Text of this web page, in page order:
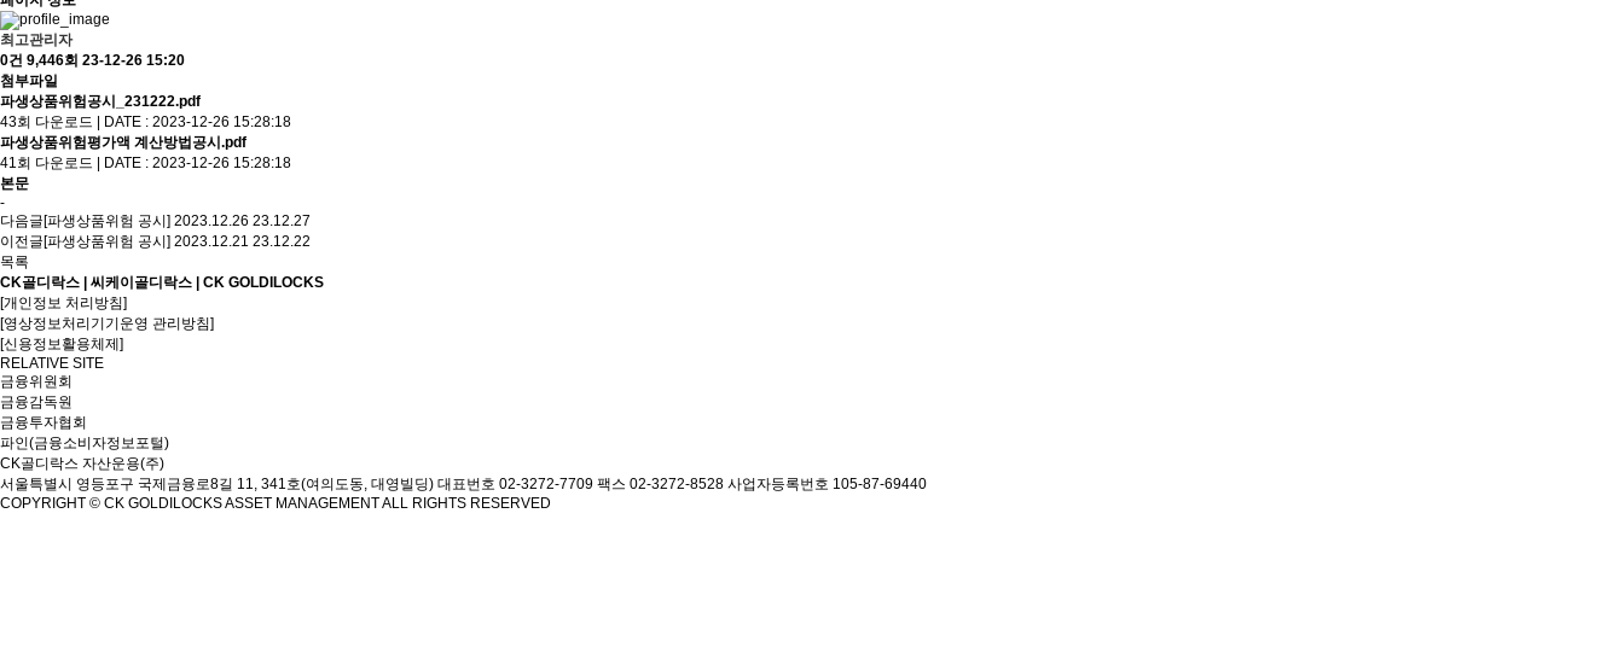
최고관리자
0건 9,446회 23-12-26 15:20
첨부파일
파생상품위험공시_231222.pdf
43회 다운로드 | DATE : 2023-12-26 15:28:18
파생상품위험평가액 계산방법공시.pdf
41회 다운로드 | DATE : 2023-12-26 15:28:18
본문
-
다음글[파생상품위험 공시] 2023.12.26 23.12.27
이전글[파생상품위험 공시] 2023.12.21 23.12.22
목록
CK골디락스 | 씨케이골디락스 | CK GOLDILOCKS
[개인정보 처리방침]
[영상정보처리기기운영 관리방침]
[신용정보활용체제]
RELATIVE SITE
금융위원회
금융감독원
금융투자협회
파인(금융소비자정보포털)
CK골디락스 자산운용(주)
서울특별시 영등포구 국제금융로8길 11, 341호(여의도동, 대영빌딩) 대표번호 02-3272-7709 팩스 02-3272-8528 사업자등록번호 105-87-69440
COPYRIGHT © CK GOLDILOCKS ASSET MANAGEMENT ALL RIGHTS RESERVED